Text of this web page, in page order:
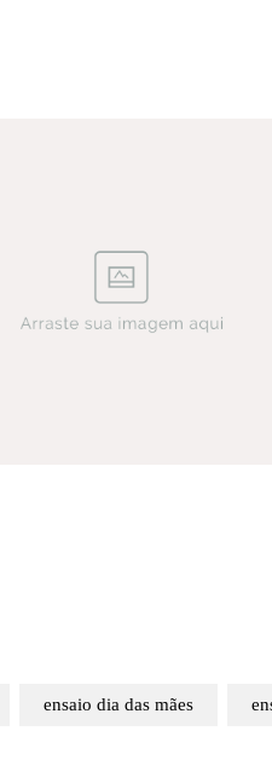
ensaio dia das mães